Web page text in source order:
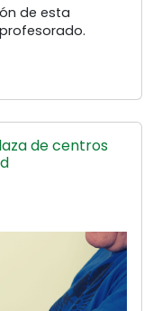
de esta
de centros